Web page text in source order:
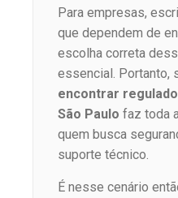
Para empresas,
que dependem de
escolha correta
essencial. Portanto,
encontrar
São Paulo faz toda
quem busca
suporte técnico.
É nesse cenário